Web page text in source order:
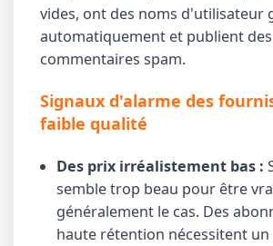
vides, ont des noms d'utilisateur
automatiquement et publient des
commentaires spam.
Signaux d'alarme des
faible qualité
Des prix irréalistement bas :
semble trop beau pour être
généralement le cas. Des
haute rétention nécessitent un